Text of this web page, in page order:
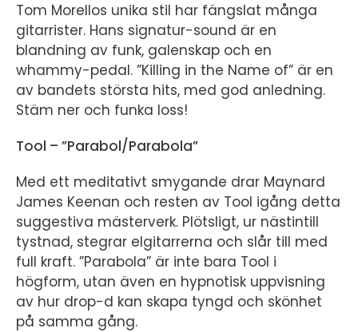
Tom Morellos unika stil har fängslat många
gitarrister. Hans signatur-sound är en
blandning av funk, galenskap och en
whammy-pedal. ”Killing in the Name of” är en
av bandets största hits, med god anledning.
Stäm ner och funka loss!
Tool – ”Parabol/Parabola”
Med ett meditativt smygande drar Maynard
James Keenan och resten av Tool igång detta
suggestiva mästerverk. Plötsligt, ur nästintill
tystnad, stegrar elgitarrerna och slår till med
full kraft. ”Parabola” är inte bara Tool i
högform, utan även en hypnotisk uppvisning
av hur drop-d kan skapa tyngd och skönhet
på samma gång.